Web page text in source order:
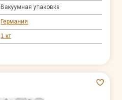
Вакуумная упаковка
Германия
1 кг